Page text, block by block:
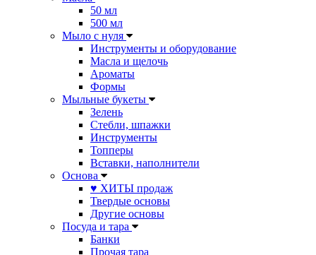
50 мл
500 мл
Мыло с нуля
Инструменты и оборудование
Масла и щелочь
Ароматы
Формы
Мыльные букеты
Зелень
Стебли, шпажки
Инструменты
Топперы
Вставки, наполнители
Основа
♥ ХИТЫ продаж
Твердые основы
Другие основы
Посуда и тара
Банки
Прочая тара